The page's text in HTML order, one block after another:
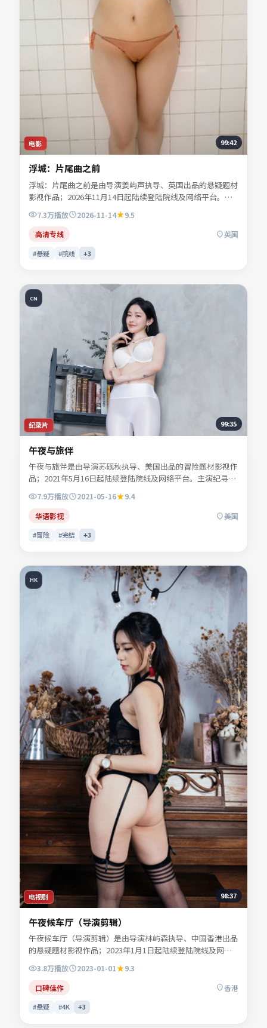
电影 99:42
浮城：片尾曲之前
浮城：片尾曲之前是由导演姜屿声执导、英国出品的悬疑题材
影视作品；2026年11月14日起陆续登陆院线及网络平台。主
演宁舒言、林听雪、沈昭野、夏时深等共同诠释一段充满转折
的人物命运。地缘风貌被写得具体可信，地域气质成为叙事推
手。影片关键词包含悬疑、英国、院线同步与流媒体首播信
息，便于影迷检索与比对同类型佳作。
7.3万播放 2026-11-14
9.5
高清专线
英国
#悬疑 #院线 +3
纪录片
CN
99:35
午夜与旅伴
午夜与旅伴是由导演苏砚秋执导、美国出品的冒险题材影视作
品；2021年5月16日起陆续登陆院线及网络平台。主演纪寻
舟、宋慕青、白清让、景行止等共同诠释一段充满转折的人物
命运。影片关注人与人之间微弱的信任与误会，镜头贴近生活
肌理。适合检索「冒险电影」「美国影片」「2021年上映」
等关键词的观众收藏。
7.9万播放 2021-05-16
9.4
华语影视
美国
#冒险 #完结 +3
电视剧
HK
98:37
午夜候车厅（导演剪辑）
午夜候车厅（导演剪辑）是由导演林屿森执导、中国香港出品
的悬疑题材影视作品；2023年1月1日起陆续登陆院线及网络
平台。主演易南乔、任远舟、景行止等共同诠释一段充满转折
的人物命运。色彩与配乐共同烘托年代氛围，细节经得起反复
推敲。适合检索「悬疑电影」「中国香港影片」「2023年上
映」等关键词的观众收藏。
3.8万播放 2023-01-01
9.3
口碑佳作
香港
#悬疑 #4K +3